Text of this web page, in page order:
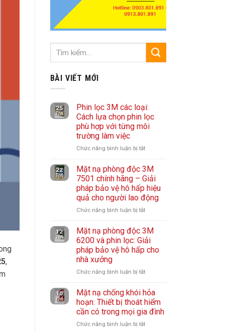
,
BÀI VIẾT MỚI
25
Th6
Phin lọc 3M các loại:
Cách lựa chọn phin lọc
phù hợp với từng môi
trường làm việc
Chức năng bình luận bị tắtở
lọc
3M
các
loại:
Cách
chọn
phin
lọc
từng
môi
trường
22
Th6
Mặt nạ phòng độc 3M
7501 chính hãng – Giải
pháp bảo vệ hô hấp hiệu
quả cho người lao động
Chức năng bình luận bị tắtở
nạ
phòng
độc
7501
hãng
–
Giải
12
Th6
Mặt nạ phòng độc 3M
6200 và phin lọc: Giải
pháp bảo vệ hô hấp cho
nhà xưởng
Chức năng bình luận bị tắtở
nạ
phòng
độc
3M
10
Th6
Mặt nạ chống khói hỏa
hoạn: Thiết bị thoát hiểm
cần có trong mọi gia đình
Chức năng bình luận bị tắtở